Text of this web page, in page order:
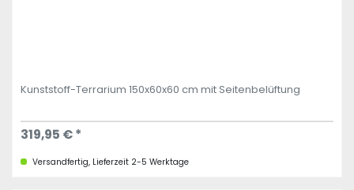
Kunststoff-Terrarium 150x60x60 cm mit Seitenbelüftung
319,95 € *
Versandfertig, Lieferzeit 2-5 Werktage